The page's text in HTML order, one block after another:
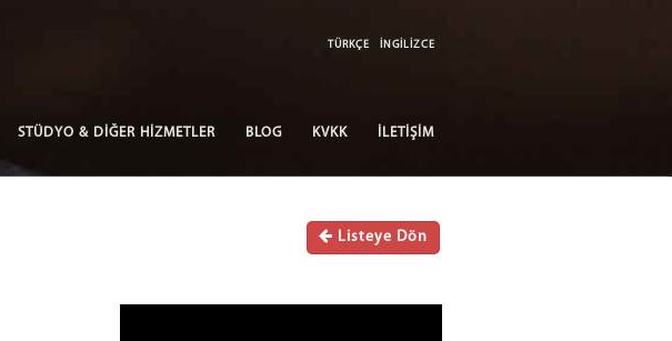
TÜRKÇE İNGİLİZCE
STÜDYO & DİĞER HİZMETLER BLOG KVKK İLETİŞİM
Listeye Dön